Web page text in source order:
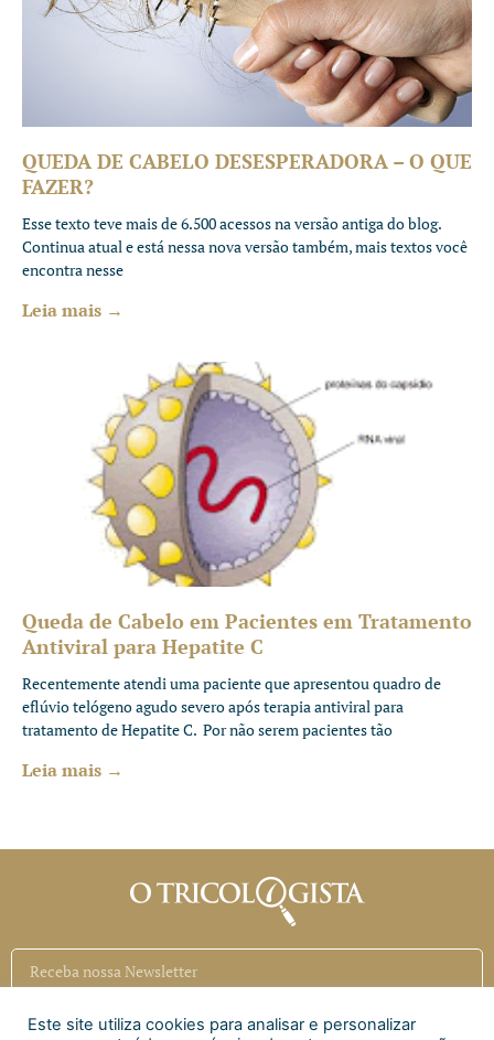
QUEDA DE CABELO DESESPERADORA – O QUE
FAZER?
Esse texto teve mais de 6.500 acessos na versão antiga do blog.
Continua atual e está nessa nova versão também, mais textos você
encontra nesse
Leia mais →
Queda de Cabelo em Pacientes em Tratamento
Antiviral para Hepatite C
Recentemente atendi uma paciente que apresentou quadro de
eflúvio telógeno agudo severo após terapia antiviral para
tratamento de Hepatite C. Por não serem pacientes tão
Leia mais →
Inscrever
Este site utiliza cookies para analisar e personalizar